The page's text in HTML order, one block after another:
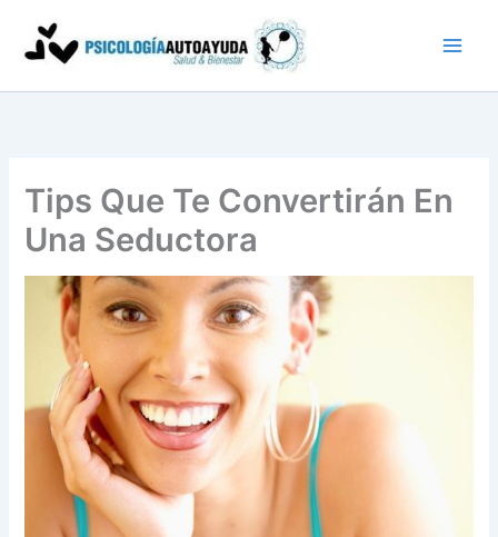
contenido
Tips Que Te Convertirán En
Una Seductora